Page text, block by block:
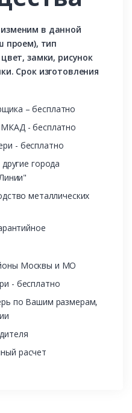
в данной
проем), тип
замки, рисунок
Срок изготовления
– бесплатно
МКАД - бесплатно
- бесплатно
города
металлических
Москвы и МО
- бесплатно
по Вашим размерам,
расчет